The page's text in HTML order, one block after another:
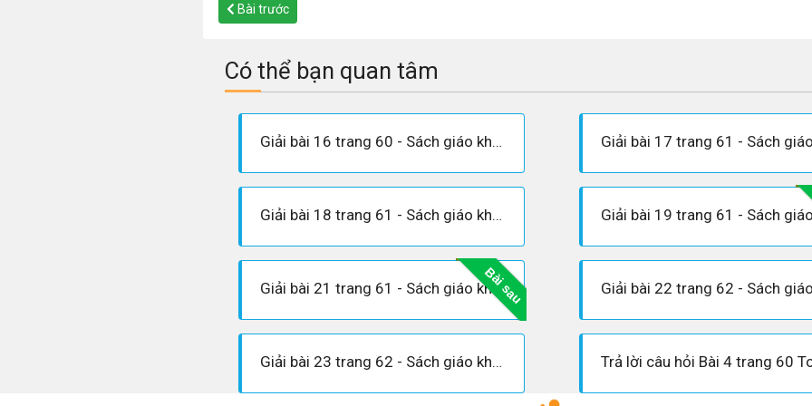
Bài trước
Có thể bạn quan tâm
Giải bài 16 trang 60 - Sách giáo khoa Toán 7 tập 1
Giải bài 18 trang 61 - Sách giáo khoa Toán 7 tập 1
Bài sau
Giải bài 21 trang 61 - Sách giáo khoa Toán 7 tập 1
Giải bài 23 trang 62 - Sách giáo khoa Toán 7 tập 1